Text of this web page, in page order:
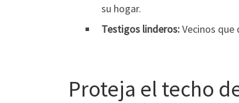
su hogar.
Testigos linderos:Vecinos
Proteja el techo